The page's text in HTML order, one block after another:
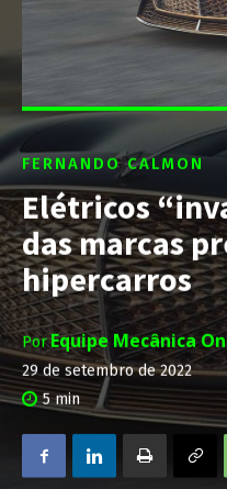
FERNANDO CALMON
Elétricos
das marcas
hipercarros
PorEquipe Mecânica
29 de setembro de 2022
5min